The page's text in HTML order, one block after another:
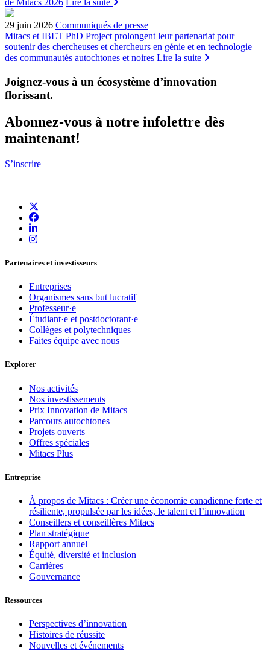
de Mitacs 2026 Lire la suite
29 juin 2026 Communiqués de presse
Mitacs et IBET PhD Project prolongent leur partenariat pour
soutenir des chercheuses et chercheurs en génie et en technologie
des communautés autochtones et noires Lire la suite
Joignez-vous à un écosystème d’innovation
florissant.
Abonnez-vous à notre infolettre dès
maintenant!
S’inscrire
Partenaires et investisseurs
Entreprises
Organismes sans but lucratif
Professeur·e
Étudiant·e et postdoctorant·e
Collèges et polytechniques
Faites équipe avec nous
Explorer
Nos activités
Nos investissements
Prix Innovation de Mitacs
Parcours autochtones
Projets ouverts
Offres spéciales
Mitacs Plus
Entreprise
À propos de Mitacs : Créer une économie canadienne forte et
résiliente, propulsée par les idées, le talent et l’innovation
Conseillers et conseillères Mitacs
Plan stratégique
Rapport annuel
Équité, diversité et inclusion
Carrières
Gouvernance
Ressources
Perspectives d’innovation
Histoires de réussite
Nouvelles et événements